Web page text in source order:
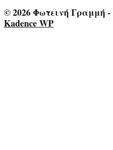
© 2026 Φωτεινή Γραμμή -
Kadence WP